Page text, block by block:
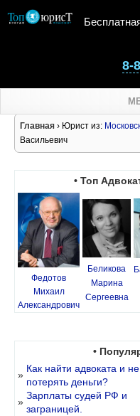
8-
Главная › Юрист из:
Васильевич
• Топ
Федотов
Михаил
Александрович
Беликова
Марина
Сергеевна
•
»
Как найти адвоката и не
потерять деньги?
»
Зарплаты судей РФ и
заграницей.